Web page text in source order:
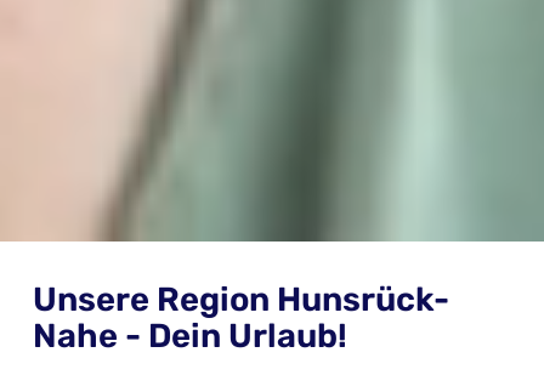
Unsere Region Hunsrück-
Nahe - Dein Urlaub!